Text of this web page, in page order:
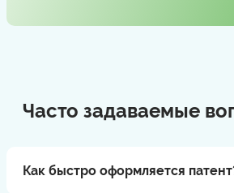
Часто задаваемые
Как быстро оформляется